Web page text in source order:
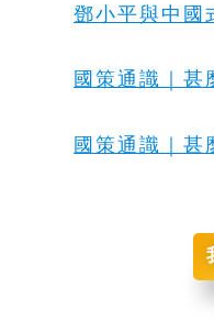
鄧小平與中國
國策通識｜甚
國策通識｜甚